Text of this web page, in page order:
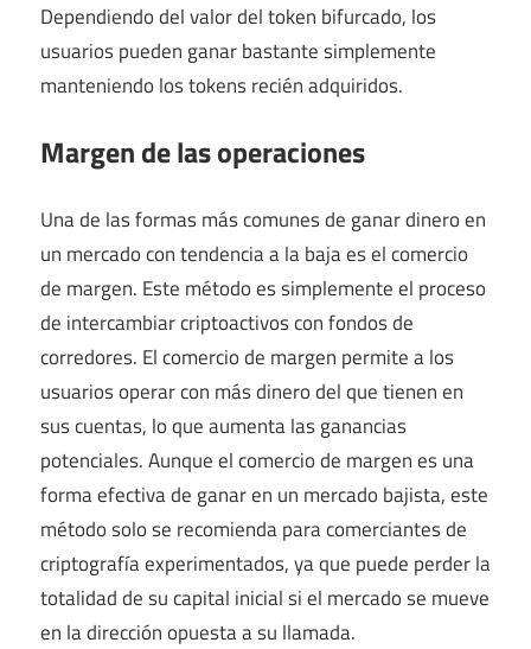
Dependiendo del valor del token bifurcado, los
usuarios pueden ganar bastante simplemente
manteniendo los tokens recién adquiridos.
Margen de las operaciones
Una de las formas más comunes de ganar dinero en
un mercado con tendencia a la baja es el comercio
de margen. Este método es simplemente el proceso
de intercambiar criptoactivos con fondos de
corredores. El comercio de margen permite a los
usuarios operar con más dinero del que tienen en
sus cuentas, lo que aumenta las ganancias
potenciales. Aunque el comercio de margen es una
forma efectiva de ganar en un mercado bajista, este
método solo se recomienda para comerciantes de
criptografía experimentados, ya que puede perder la
totalidad de su capital inicial si el mercado se mueve
en la dirección opuesta a su llamada.